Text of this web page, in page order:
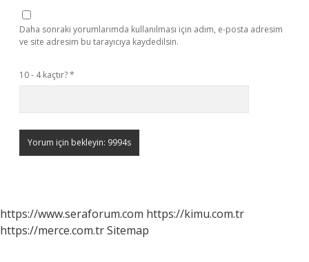
Daha sonraki yorumlarımda kullanılması için adım, e-posta adresim
ve site adresim bu tarayıcıya kaydedilsin.
10 - 4 kaçtır?*
https://www.seraforum.com https://kimu.com.tr
https://merce.com.trSitemap